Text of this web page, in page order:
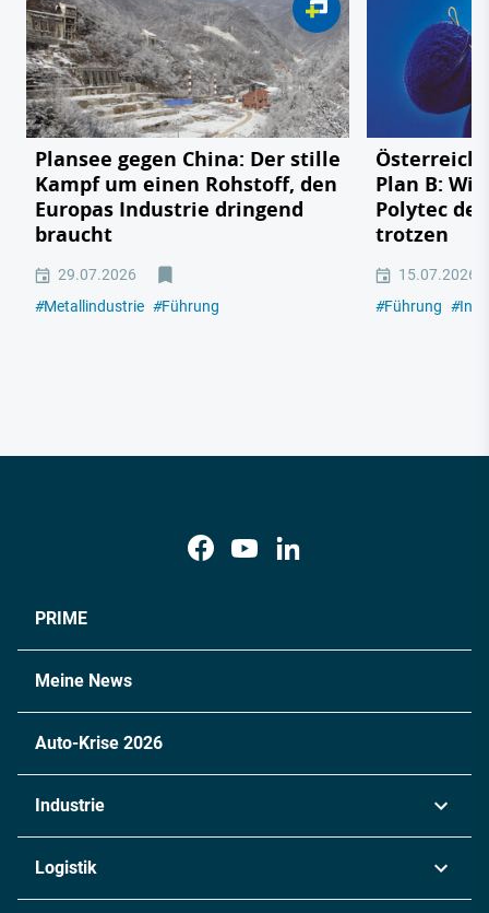
Plansee gegen China: Der stille
Kampf um einen Rohstoff, den
Europas Industrie dringend
braucht
29.07.2026
#Metallindustrie #Führung
Plan B:
Polytec
trotzen
15.07.2026
#Führung #
PRIME
Meine News
Auto-Krise 2026
Industrie
Logistik